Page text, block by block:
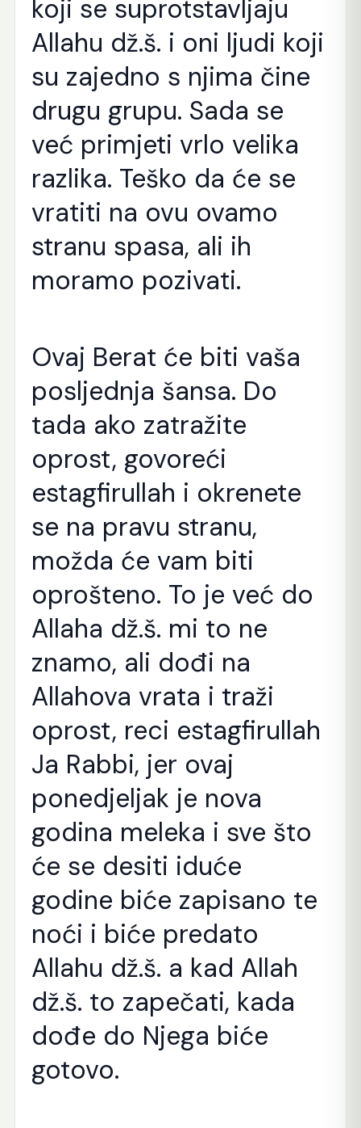
koji se suprotstavljaju
Allahu dž.š. i oni ljudi koji
su zajedno s njima čine
drugu grupu. Sada se
već primjeti vrlo velika
razlika. Teško da će se
vratiti na ovu ovamo
stranu spasa, ali ih
moramo pozivati.
Ovaj Berat će biti vaša
posljednja šansa. Do
tada ako zatražite
oprost, govoreći
estagfirullah i okrenete
se na pravu stranu,
možda će vam biti
oprošteno. To je već do
Allaha dž.š. mi to ne
znamo, ali dođi na
Allahova vrata i traži
oprost, reci estagfirullah
Ja Rabbi, jer ovaj
ponedjeljak je nova
godina meleka i sve što
će se desiti iduće
godine biće zapisano te
noći i biće predato
Allahu dž.š. a kad Allah
dž.š. to zapečati, kada
dođe do Njega biće
gotovo.